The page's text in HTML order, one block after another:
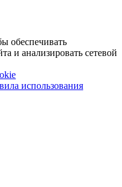
обеспечивать
и анализировать сетевой
использования